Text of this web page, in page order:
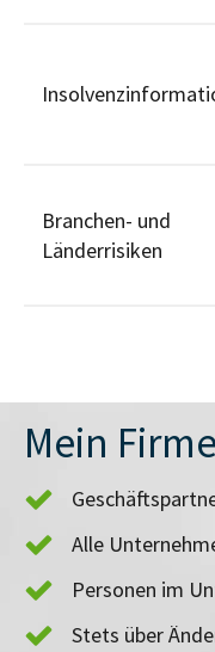
Branchen- und
Länderrisiken
Mein
Alle
Personen im
Stets über